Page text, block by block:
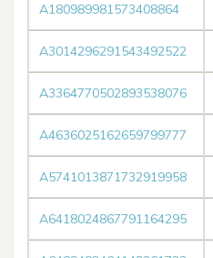
A180989981573408864
A3014296291543492522
A3364770502893538076
A4636025162659799777
A5741013871732919958
A6418024867791164295